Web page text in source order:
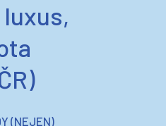
(NEJEN)